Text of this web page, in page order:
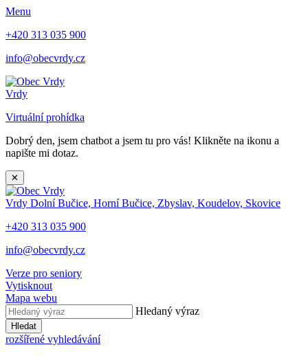
Menu
+420 313 035 900
info@obecvrdy.cz
Vrdy
Virtuální prohídka
Dobrý den, jsem chatbot a jsem tu pro vás! Klikněte na ikonu a
napište mi dotaz.
✕
Vrdy Dolní Bučice, Horní Bučice, Zbyslav, Koudelov, Skovice
+420 313 035 900
info@obecvrdy.cz
Verze pro seniory
Vytisknout
Mapa webu
Hledaný výraz
Hledat
rozšířené vyhledávání